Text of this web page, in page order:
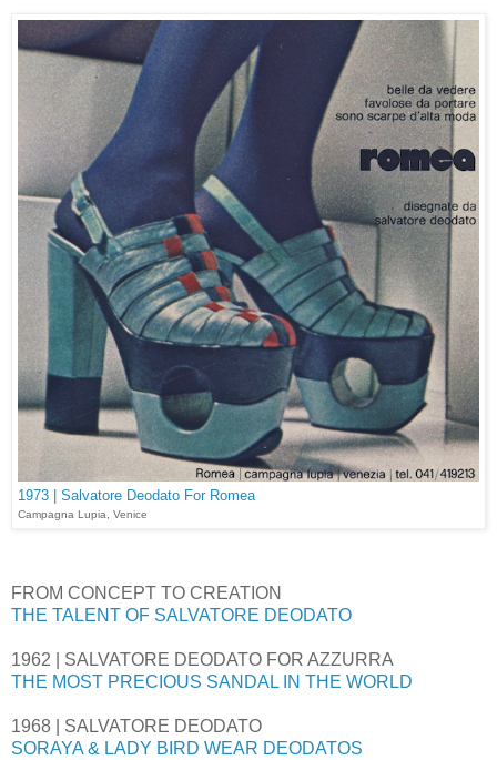
1973 | Salvatore Deodato For Romea
Campagna Lupia, Venice
FROM CONCEPT TO CREATION
THE TALENT OF SALVATORE DEODATO
1962 | SALVATORE DEODATO FOR AZZURRA
THE MOST PRECIOUS SANDAL IN THE WORLD
1968 | SALVATORE DEODATO
SORAYA & LADY BIRD WEAR DEODATOS